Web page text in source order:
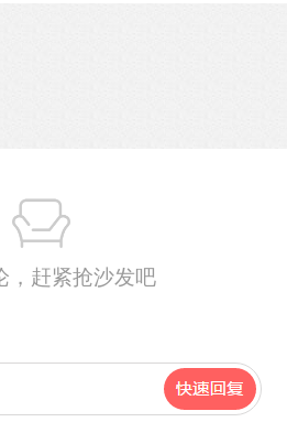
，赶紧抢沙发吧